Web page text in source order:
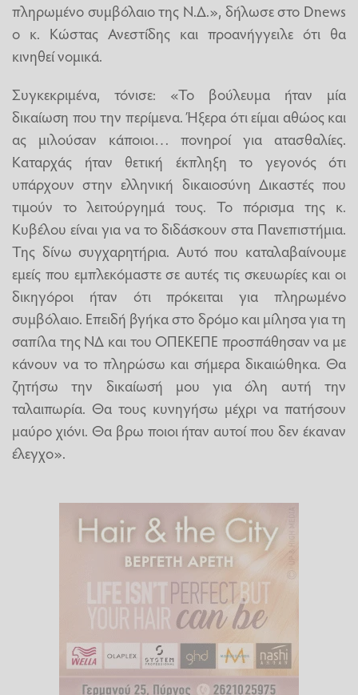
πληρωμένο συμβόλαιο της Ν.Δ.», δήλωσε στο Dnews
ο κ. Κώστας Ανεστίδης και προανήγγειλε ότι θα
κινηθεί νομικά.
Συγκεκριμένα, τόνισε: «Το βούλευμα ήταν μία
δικαίωση που την περίμενα. Ήξερα ότι είμαι αθώος και
ας μιλούσαν κάποιοι… πονηροί για ατασθαλίες.
Καταρχάς ήταν θετική έκπληξη το γεγονός ότι
υπάρχουν στην ελληνική δικαιοσύνη Δικαστές που
τιμούν το λειτούργημά τους. Το πόρισμα της κ.
Κυβέλου είναι για να το διδάσκουν στα Πανεπιστήμια.
Της δίνω συγχαρητήρια. Αυτό που καταλαβαίνουμε
εμείς που εμπλεκόμαστε σε αυτές τις σκευωρίες και οι
δικηγόροι ήταν ότι πρόκειται για πληρωμένο
συμβόλαιο. Επειδή βγήκα στο δρόμο και μίλησα για τη
σαπίλα της ΝΔ και του ΟΠΕΚΕΠΕ προσπάθησαν να με
κάνουν να το πληρώσω και σήμερα δικαιώθηκα. Θα
ζητήσω την δικαίωσή μου για όλη αυτή την
ταλαιπωρία. Θα τους κυνηγήσω μέχρι να πατήσουν
μαύρο χιόνι. Θα βρω ποιοι ήταν αυτοί που δεν έκαναν
έλεγχο».